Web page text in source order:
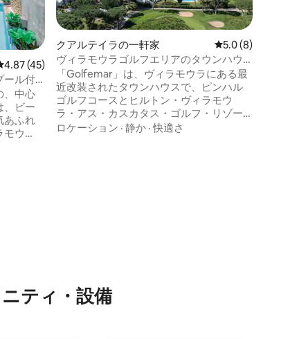
ビュー45件、5つ星中4.87つ星の平均評価
4.87 (45)
ール付
、中心
、ビー
あふれ
モウ
クアルテイラの一軒家 レビュー8件、5つ
5.0 (8)
ヴィラモウラゴルフエリアのタウンハウ
ス・プール・エアコン・Wi-Fi
「Golfemar」は、ヴィラモウラにある最
近改装されたタウンハウスで、ピンハル
ゴルフコースとヒルトン・ヴィラモウ
ラ・アス・カスカタス・ゴルフ・リゾー
ト＆スパの近くという絶好のロケーショ
ロケーション · 静か ·快適さ
ティ・設備